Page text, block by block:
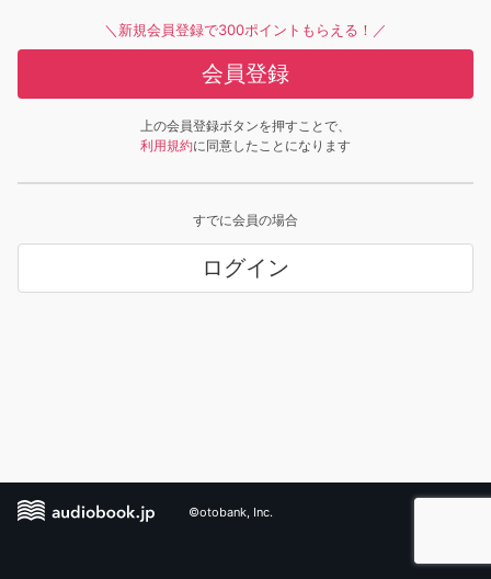
＼新規会員登録で300ポイントもらえる！／
会員登録
上の会員登録ボタンを押すことで、
利用規約に同意したことになります
すでに会員の場合
ログイン
©otobank, Inc.